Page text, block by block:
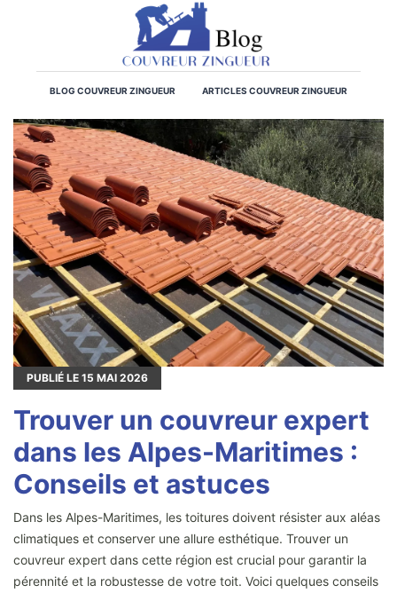
BLOG COUVREUR ZINGUEUR ARTICLES COUVREUR ZINGUEUR
PUBLIÉ LE 15 MAI 2026
Trouver un couvreur expert
dans les Alpes-Maritimes :
Conseils et astuces
Dans les Alpes-Maritimes, les toitures doivent résister aux aléas
climatiques et conserver une allure esthétique. Trouver un
couvreur expert dans cette région est crucial pour garantir la
pérennité et la robustesse de votre toit. Voici quelques conseils